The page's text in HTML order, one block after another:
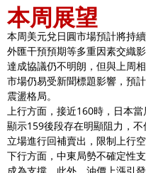
本周展望
本周美元兌日圓市場預計將持
外匯干預預期等多重因素交織
達成協議仍不明朗，但與上周相
市場仍易受新聞標題影響，預
震盪格局。
上行方面，接近160時，日本
顯示159後段存在明顯阻力，
立場進行回補賣出，限制上行空
下行方面，中東局勢不確定性